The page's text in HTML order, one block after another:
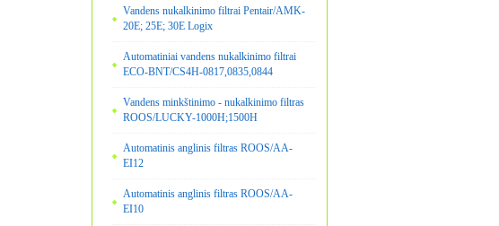
Vandens nukalkinimo filtrai Pentair/AMK-
20E; 25E; 30E Logix
Automatiniai vandens nukalkinimo filtrai
ECO-BNT/CS4H-0817,0835,0844
Vandens minkštinimo - nukalkinimo filtras
ROOS/LUCKY-1000H;1500H
Automatinis anglinis filtras ROOS/AA-
EI12
Automatinis anglinis filtras ROOS/AA-
EI10